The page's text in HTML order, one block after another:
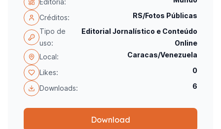
Editoria:
Créditos:
RS/Fotos Públicas
Tipo de
uso:
Editorial Jornalístico e Conteúdo
Online
Local:
Caracas/Venezuela
Likes: 0
Downloads: 6
Download